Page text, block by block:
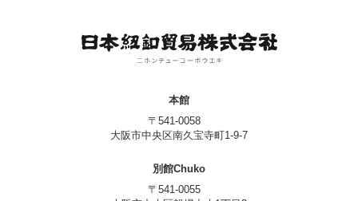
本館
〒541-0058
大阪市中央区南久宝寺町1-9-7
別館Chuko
〒541-0055